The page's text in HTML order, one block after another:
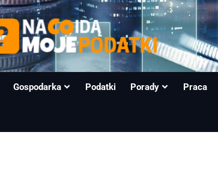
Gospodarka Podatki Porady Praca